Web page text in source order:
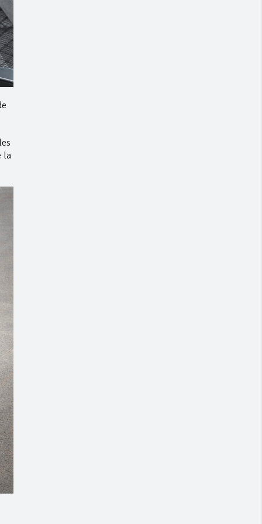
la